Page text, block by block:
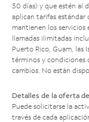
30 días) y que estén al
aplican tarifas estándar
mantienen los servicios
llamadas ilimitadas
Puerto Rico, Guam, las
términos y condiciones
cambios. No están
Detalles de la oferta
Puede solicitarse la
través de cada